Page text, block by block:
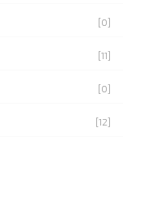
[0]
[11]
[0]
[12]